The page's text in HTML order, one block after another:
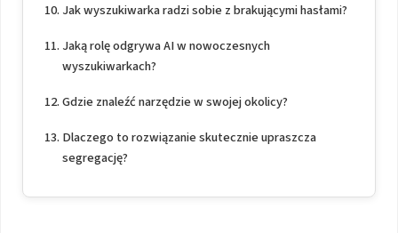
Jak wyszukiwarka radzi sobie z brakującymi hasłami?
Jaką rolę odgrywa AI w nowoczesnych
wyszukiwarkach?
Gdzie znaleźć narzędzie w swojej okolicy?
Dlaczego to rozwiązanie skutecznie upraszcza
segregację?